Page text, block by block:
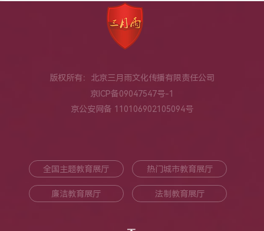
版权所有：北京三月雨文化传播有限责任公司
京ICP备09047547号-1
京公安网备 110106902105094号
全国主题教育展厅 热门城市教育展厅
廉洁教育展厅 法制教育展厅